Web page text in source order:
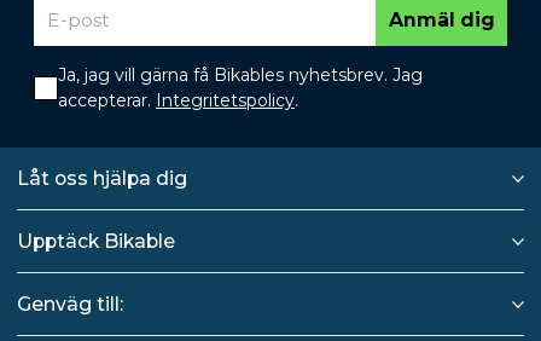
Anmäl dig
Ja, jag vill gärna få Bikables nyhetsbrev. Jag
accepterar. Integritetspolicy.
Låt oss hjälpa dig
Upptäck Bikable
Genväg till: